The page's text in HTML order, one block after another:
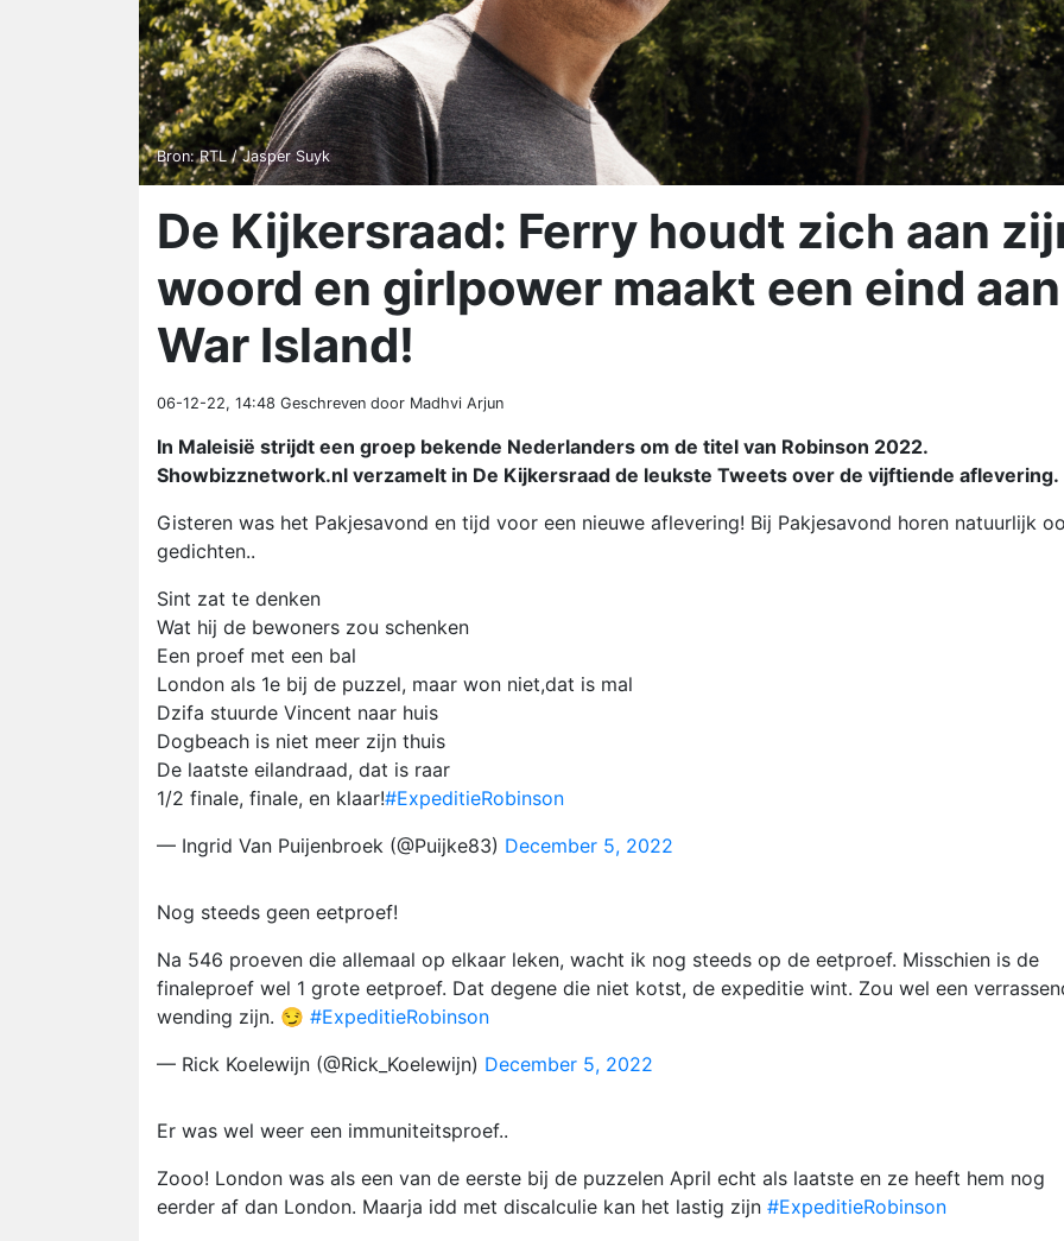
Bron: RTL / Jasper Suyk
De Kijkersraad: Ferry houdt zich aan
woord en girlpower maakt een eind aan
War Island!
06-12-22, 14:48 Geschreven door Madhvi Arjun
In Maleisië strijdt een groep bekende Nederlanders om de titel van Robinson 2022.
Showbizznetwork.nl verzamelt in De Kijkersraad de leukste Tweets over de vijftiende aflevering.
Gisteren was het Pakjesavond en tijd voor een nieuwe aflevering! Bij Pakjesavond horen natuurlijk
gedichten..
Sint zat te denken
Wat hij de bewoners zou schenken
Een proef met een bal
London als 1e bij de puzzel, maar won niet,dat is mal
Dzifa stuurde Vincent naar huis
Dogbeach is niet meer zijn thuis
De laatste eilandraad, dat is raar
1/2 finale, finale, en klaar!#ExpeditieRobinson
— Ingrid Van Puijenbroek (@Puijke83) December 5, 2022
Nog steeds geen eetproef!
Na 546 proeven die allemaal op elkaar leken, wacht ik nog steeds op de eetproef. Misschien is de
finaleproef wel 1 grote eetproef. Dat degene die niet kotst, de expeditie wint. Zou wel een
wending zijn. 😏 #ExpeditieRobinson
— Rick Koelewijn (@Rick_Koelewijn) December 5, 2022
Er was wel weer een immuniteitsproef..
Zooo! London was als een van de eerste bij de puzzelen April echt als laatste en ze heeft hem nog
eerder af dan London. Maarja idd met discalculie kan het lastig zijn #ExpeditieRobinson